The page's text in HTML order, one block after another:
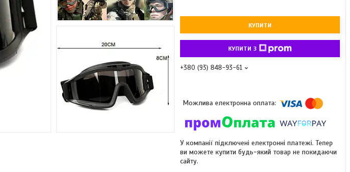
КУПИТИ
КУПИТИ З
+380 (93) 848-93-61
У компанії підключені електронні платежі. Тепер
ви можете купити будь-який товар не покидаючи
сайту.